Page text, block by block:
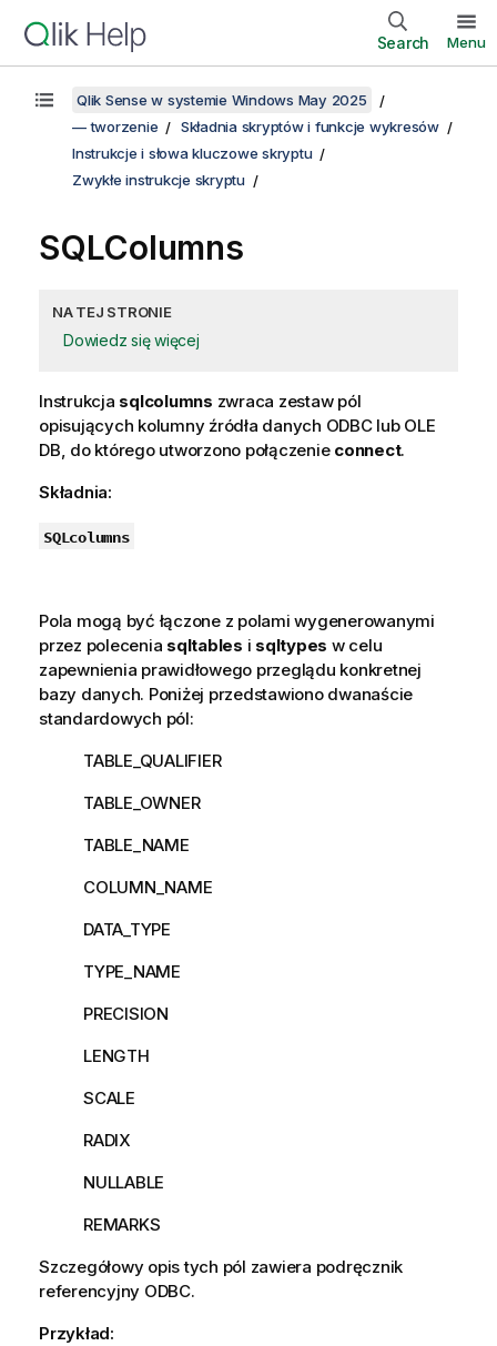
Search Menu
Qlik Sense w systemie Windows May 2025
— tworzenie
Składnia skryptów i funkcje wykresów
Instrukcje i słowa kluczowe skryptu
Zwykłe instrukcje skryptu
SQLColumns
NA TEJ STRONIE
Dowiedz się więcej
Instrukcja sqlcolumns zwraca zestaw pól
opisujących kolumny źródła danych ODBClub OLE
DB, do którego utworzono połączenie connect.
Składnia:
SQLcolumns
Pola mogą być łączone z polami wygenerowanymi
przez polecenia sqltables i sqltypes w celu
zapewnienia prawidłowego przeglądu konkretnej
bazy danych. Poniżej przedstawiono dwanaście
standardowych pól:
TABLE_QUALIFIER
TABLE_OWNER
TABLE_NAME
COLUMN_NAME
DATA_TYPE
TYPE_NAME
PRECISION
LENGTH
SCALE
RADIX
NULLABLE
REMARKS
Szczegółowy opis tych pól zawiera podręcznik
referencyjny ODBC.
Przykład: